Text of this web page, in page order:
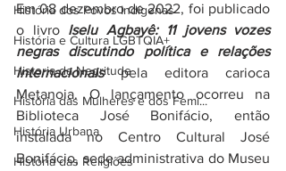
História dos Povos Indígenas
História e Cultura LGBTQIA+
Historia da Negritude
História das Mulheres e dos Femi...
História Urbana
História das Religiões
Em 08 dezembro de 2022, foi publicado
o livro Iselu Agbayê: 11 jovens vozes
negras discutindo política e relações
internacionais
pela editora carioca
Metanoia.
O lançamento ocorreu na
Biblioteca José Bonifácio, então
instalada no Centro Cultural José
Bonifácio, sede administrativa do Museu